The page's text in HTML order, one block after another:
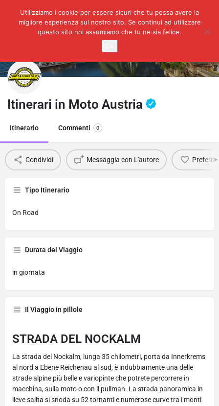
Itinerari in Moto Austria
Itinerario Commenti 0
Condividi Messaggia con L'autore Preferiti
Tipo Itinerario
On Road
Durata del Viaggio
in giornata
Il Viaggio in pillole
STRADA DEL NOCKALM
La strada del Nockalm, lunga 35 chilometri, porta da Innerkrems
al nord a Ebene Reichenau al sud, è indubbiamente una delle
strade alpine più belle e variopinte che potrete percorrere in
macchina, sulla moto o con il pullman. La strada panoramica in
lieve salita si snoda su 52 tornanti e numerose curve tra i monti
Utilizziamo i cookie per essere sicuri che tu possa avere la
migliore esperienza sul nostro sito. Se continui ad utilizzare
questo sito noi assumiamo che tu ne sia felice.